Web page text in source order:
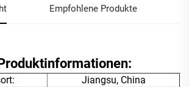
Empfohlene Produkte
Jiangsu, China